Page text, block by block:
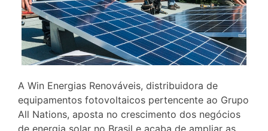
A Win Energias Renováveis, distribuidora de
equipamentos fotovoltaicos pertencente ao Grupo
All Nations, aposta no crescimento dos negócios